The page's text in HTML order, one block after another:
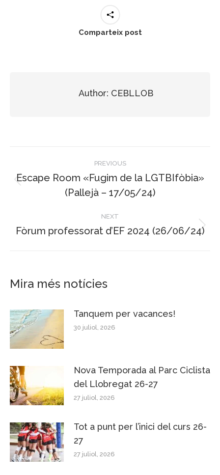
Comparteix post
Author: CEBLLOB
navigation
PREVIOUS
post:
Escape Room «Fugim de la LGTBIfòbia»
(Pallejà – 17/05/24)
NEXT
Next
Fòrum professorat d’EF 2024 (26/06/24)
Mira més notícies
Tanquem per vacances!
30 juliol, 2026
Nova Temporada al Parc Ciclista
del Llobregat 26-27
27 juliol, 2026
Tot a punt per l’inici del curs 26-
27
27 juliol, 2026